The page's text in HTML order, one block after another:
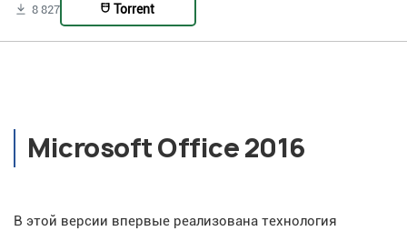
8 827 Torrent
Microsoft Office 2016
В этой версии впервые реализована технология